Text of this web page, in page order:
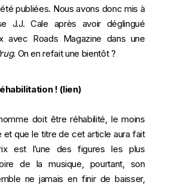
publiées. Nous avons donc mis à
J.J. Cale après avoir déglingué
avec Roads Magazine dans une
. On en refait une bientôt ?
! (lien)
doit être réhabilité, le moins
et que le titre de cet article aura fait
est l’une des figures les plus
de la musique, pourtant, son
ne jamais en finir de baisser,